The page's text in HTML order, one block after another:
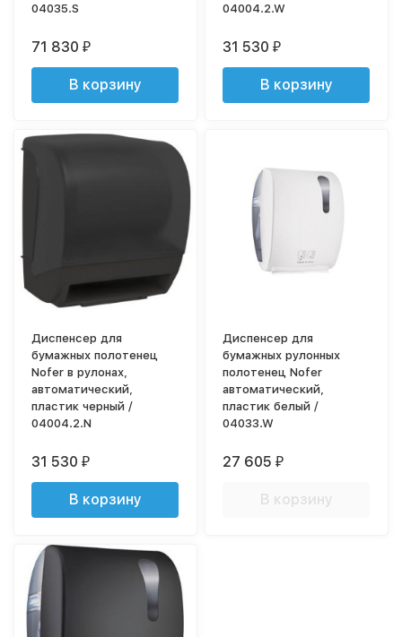
04035.S
71 830₽
В корзину
04004.2.W
31 530₽
В корзину
Диспенсер для
бумажных полотенец
Nofer в рулонах,
автоматический,
пластик черный /
04004.2.N
31 530₽
В корзину
Диспенсер для
бумажных рулонных
полотенец Nofer
автоматический,
пластик белый /
04033.W
27 605₽
В корзину